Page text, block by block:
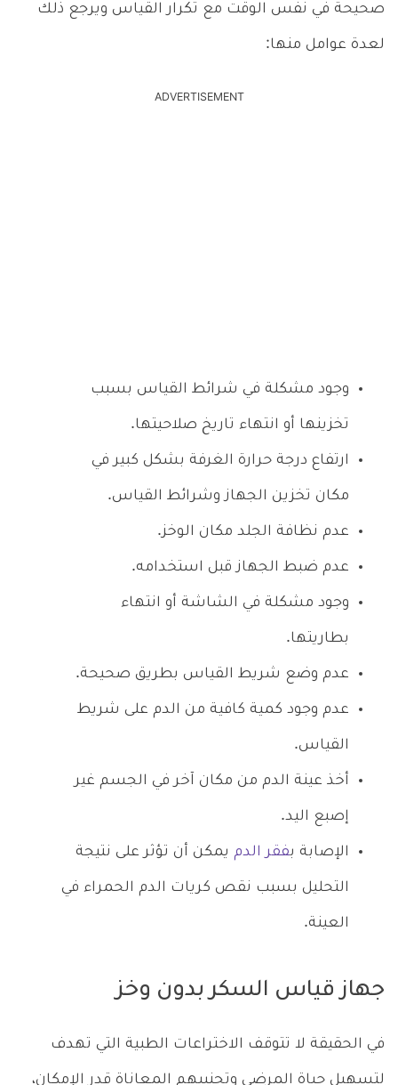
صحيحة في نفس الوقت مع تكرار القياس ويرجع ذلك
لعدة عوامل منها:
ADVERTISEMENT
وجود مشكلة في شرائط القياس بسبب
تخزينها أو انتهاء تاريخ صلاحيتها.
ارتفاع درجة حرارة الغرفة بشكل كبير في
مكان تخزين الجهاز وشرائط القياس.
عدم نظافة الجلد مكان الوخز.
عدم ضبط الجهاز قبل استخدامه.
وجود مشكلة في الشاشة أو انتهاء
بطاريتها.
عدم وضع شريط القياس بطريق صحيحة.
عدم وجود كمية كافية من الدم على شريط
القياس.
أخذ عينة الدم من مكان آخر في الجسم غير
إصبع اليد.
الإصابة بفقر الدم يمكن أن تؤثر على نتيجة
التحليل بسبب نقص كريات الدم الحمراء في
العينة.
جهاز قياس السكر بدون وخز
في الحقيقة لا تتوقف الاختراعات الطبية التي تهدف
لتسهيل حياة المرضى وتجنيبهم المعاناة قدر الإمكان،